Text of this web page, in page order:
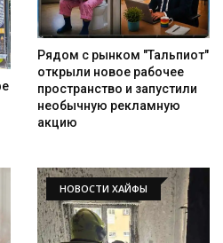
Рядом с рынком "Тальпиот"
открыли новое рабочее
пространство и запустили
необычную рекламную
акцию
НОВОСТИ ХАЙФЫ